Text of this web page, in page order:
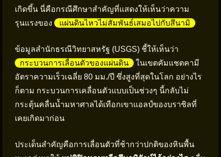
เกิดขึ้น นี่คือกรณีศึกษาสำคัญที่แสดงให้เห็นว่าความ
รุนแรงของ
แผ่นดินไหวไม่สัมพันธ์เสมอไปกับสึนามิ
ข้อมูลสำนักธรณีวิทยาสหรัฐ (USGS) ชี้ให้เห็นว่า
กระบวนการเลื่อนตัวของแผ่นดิน
ในเขตคัมแชตคามี
อัตราความเร็วเฉลี่ย 80 มม./ปี ซึ่งสูงที่สุดในโลก อย่างไร
ก็ตาม กระบวนการเคลื่อนตัวแบบเป็นช่วงๆ นี้กลับไม่
กระตุ้นคลื่นน้ำมหาศาลได้เทือกเขาแอลป์ของบราซิลที่
เคยเกิดมาก่อน
ประเด็นสำคัญคือการเลื่อนตัวที่ช้ากว่าปกติของหินพื้น